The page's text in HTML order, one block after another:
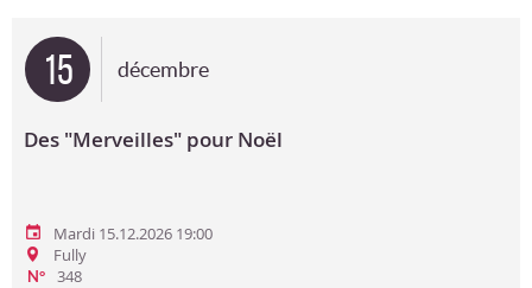
15 décembre
Des "Merveilles" pour Noël
Mardi 15.12.2026 19:00
Fully
N°
348